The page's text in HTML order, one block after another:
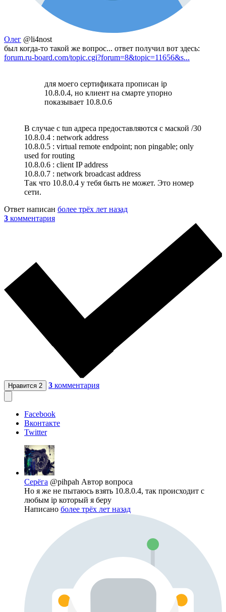
Олег @li4nost
был когда-то такой же вопрос... ответ получил вот здесь:
forum.ru-board.com/topic.cgi?forum=8&topic=11656&s...
для моего сертификата прописан ip
10.8.0.4, но клиент на смарте упорно
показывает 10.8.0.6
В случае с tun адреса предоставляются с маской /30
10.8.0.4 : network address
10.8.0.5 : virtual remote endpoint; non pingable; only
used for routing
10.8.0.6 : client IP address
10.8.0.7 : network broadcast address
Так что 10.8.0.4 у тебя быть не может. Это номер
сети.
Ответ написан более трёх лет назад
3 комментария
Нравится 2 3 комментария
Facebook
Вконтакте
Twitter
Серёга @pihpah Автор вопроса
Но я же не пытаюсь взять 10.8.0.4, так происходит с
любым ip который я беру
Написано более трёх лет назад